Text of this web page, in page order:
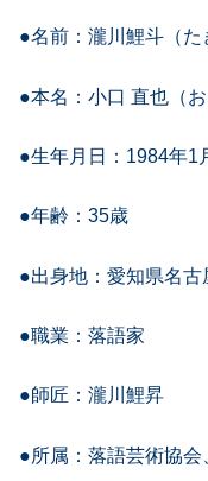
●名前：瀧川鯉斗（た
●本名：小口 直也（お
●生年月日：1984年1
●年齢：35歳
●出身地：愛知県名古
●職業：落語家
●師匠：瀧川鯉昇
●所属：落語芸術協会